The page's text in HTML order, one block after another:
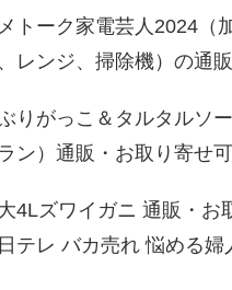
トーク家電芸人2024（
レンジ、掃除機）の通
りがっこ＆タルタルソ
ン）通販・お取り寄せ可
4Lズワイガニ 通販・お
日テレ バカ売れ 悩める婦